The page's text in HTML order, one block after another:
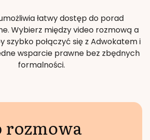
łatwy dostęp do porad
Wybierz między video rozmową a
szybko połączyć się z Adwokatem i
wsparcie prawne bez zbędnych
formalności.
rozmowa